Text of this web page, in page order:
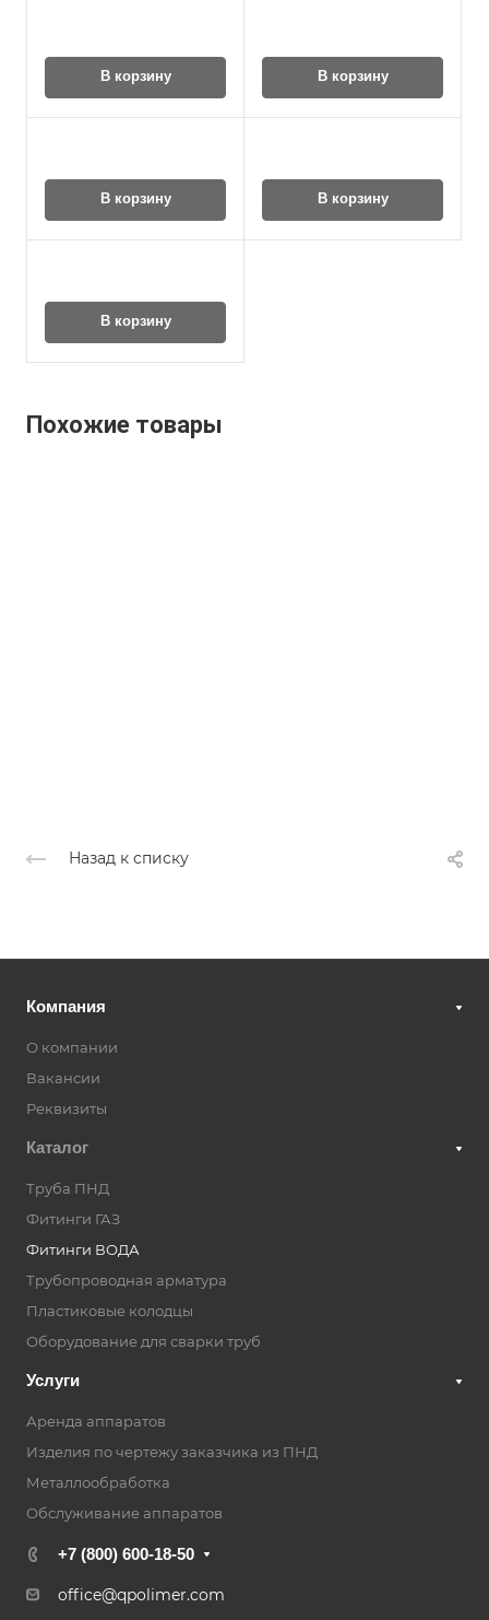
В корзину В корзину
В корзину В корзину
В корзину
Похожие товары
Назад к списку
Компания
О компании
Вакансии
Реквизиты
Каталог
Труба ПНД
Фитинги ГАЗ
Фитинги ВОДА
Трубопроводная арматура
Пластиковые колодцы
Оборудование для сварки труб
Услуги
Аренда аппаратов
Изделия по чертежу заказчика из ПНД
Металлообработка
Обслуживание аппаратов
+7 (800) 600-18-50
office@qpolimer.com